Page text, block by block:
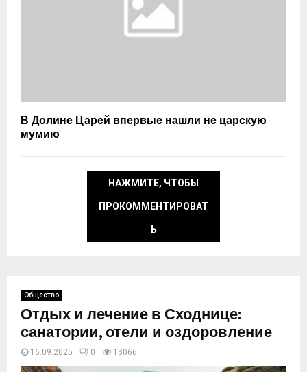
В Долине Царей впервые нашли не царскую
мумию
НАЖМИТЕ, ЧТОБЫ
ПРОКОММЕНТИРОВАТ
Ь
Общество
Отдых и лечение в Сходнице:
санатории, отели и оздоровление
16.09.2025 0 13066